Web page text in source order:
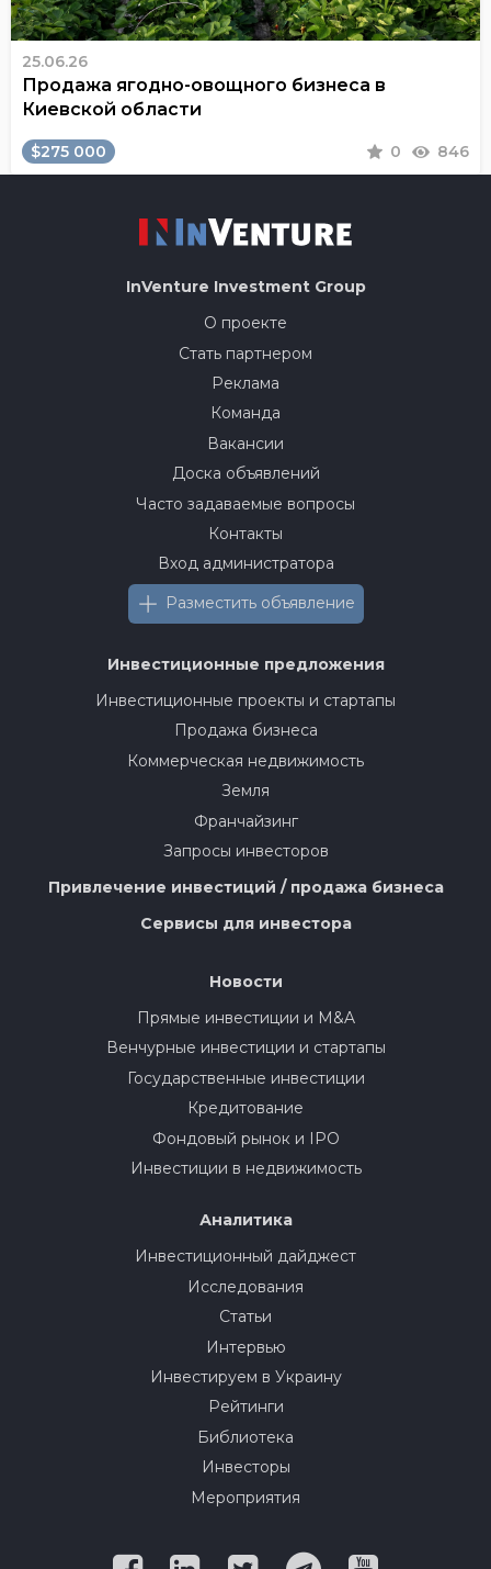
25.06.26
Продажа ягодно-овощного бизнеса в
Киевской области
$275 000 0 846
InVenture Investment Group
О проекте
Стать партнером
Реклама
Команда
Вакансии
Доска объявлений
Часто задаваемые вопросы
Контакты
Вход администратора
Разместить объявление
Инвестиционные предложения
Инвестиционные проекты и стартапы
Продажа бизнеса
Коммерческая недвижимость
Земля
Франчайзинг
Запросы инвесторов
Привлечение инвестиций / продажа бизнеса
Сервисы для инвестора
Новости
Прямые инвестиции и M&A
Венчурные инвестиции и стартапы
Государственные инвестиции
Кредитование
Фондовый рынок и IPO
Инвестиции в недвижимость
Аналитика
Инвестиционный дайджест
Исследования
Статьи
Интервью
Инвестируем в Украину
Рейтинги
Библиотека
Инвесторы
Мероприятия